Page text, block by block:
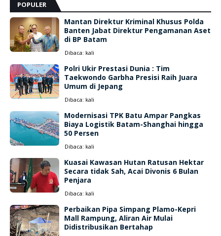
POPULER
Mantan Direktur Kriminal Khusus Polda
Banten Jabat Direktur Pengamanan Aset
di BP Batam
Dibaca: kali
Polri Ukir Prestasi Dunia : Tim
Taekwondo Garbha Presisi Raih Juara
Umum di Jepang
Dibaca: kali
Modernisasi TPK Batu Ampar Pangkas
Biaya Logistik Batam-Shanghai hingga
50 Persen
Dibaca: kali
Kuasai Kawasan Hutan Ratusan Hektar
Secara tidak Sah, Acai Divonis 6 Bulan
Penjara
Dibaca: kali
Perbaikan Pipa Simpang Plamo-Kepri
Mall Rampung, Aliran Air Mulai
Didistribusikan Bertahap